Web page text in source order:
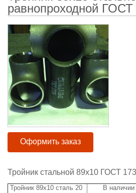
равнопроходной ГОСТ
Оформить заказ
Тройник стальной 89х10 ГОСТ
Тройник 89х10 сталь 20 В наличии